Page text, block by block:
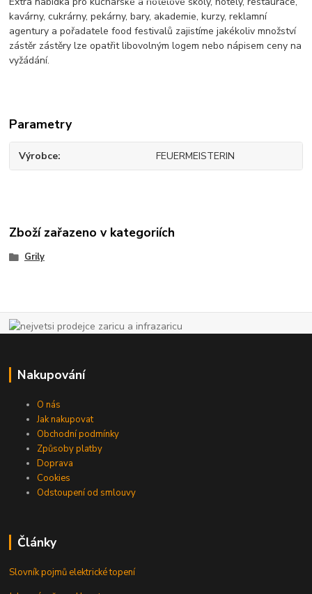
kavárny, cukrárny, pekárny, bary, akademie, kurzy, reklamní
agentury a pořadatele food festivalů zajistíme jakékoliv množství
zástěr zástěry lze opatřit libovolným logem nebo nápisem ceny na
vyžádání.
Parametry
Výrobce FEUERMEISTERIN
Zboží zařazeno v kategoriích
Grily
Nakupování
O nás
Jak nakupovat
Obchodní podmínky
Způsoby platby
Doprava
Cookies
Odstoupení od smlouvy
Články
Slovník pojmů elektrické topení